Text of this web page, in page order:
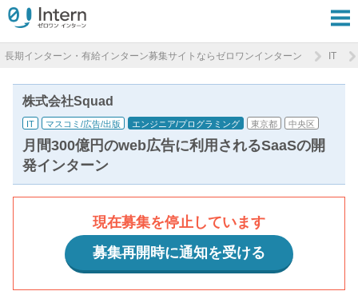
長期インターン・有給インターン募集サイトならゼロワンインターン IT
株式会社Squad
IT マスコミ/広告/出版 エンジニア/プログラミング 東京都 中央区
月間300億円のweb広告に利用されるSaaSの開
発インターン
現在募集を停止しています
募集再開時に通知を受ける